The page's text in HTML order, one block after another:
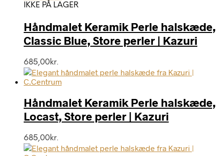
IKKE PÅ LAGER
Håndmalet Keramik Perle halskæde,
Classic Blue, Store perler | Kazuri
685,00kr.
Håndmalet Keramik Perle halskæde,
Locast, Store perler | Kazuri
685,00kr.